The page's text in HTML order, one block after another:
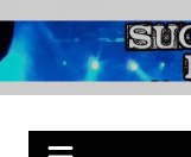
al
contenuto
Musica Rock, Metal,